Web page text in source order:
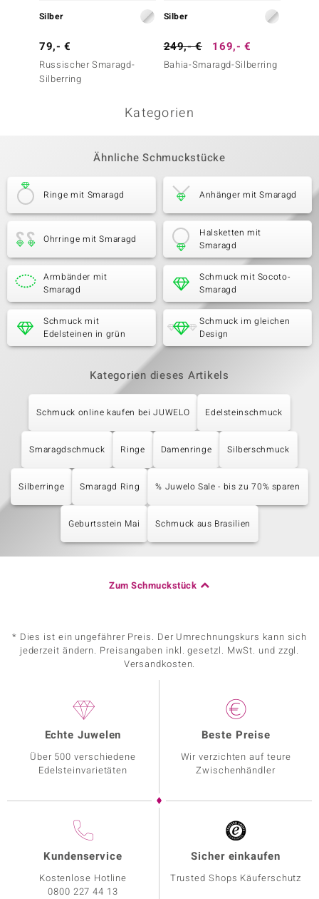
Silber
79,- €
Russischer Smaragd-
Silberring
Silber
249,- € 169,- €
Bahia-Smaragd-Silberring
Kategorien
Ähnliche Schmuckstücke
Ringe mit Smaragd Anhänger mit Smaragd
Ohrringe mit Smaragd
Halsketten mit
Smaragd
Armbänder mit
Smaragd
Schmuck mit Socoto-
Smaragd
Schmuck mit
Edelsteinen in grün
Schmuck im gleichen
Design
Kategorien dieses Artikels
Schmuck online kaufen bei JUWELO Edelsteinschmuck
Smaragdschmuck Ringe Damenringe Silberschmuck
Silberringe Smaragd Ring % Juwelo Sale - bis zu 70% sparen
Geburtsstein Mai Schmuck aus Brasilien
Zum Schmuckstück
* Dies ist ein ungefährer Preis. Der Umrechnungskurs kann sich
jederzeit ändern. Preisangaben inkl. gesetzl. MwSt. und zzgl.
Versandkosten.
Echte Juwelen
Über 500 verschiedene
Edelsteinvarietäten
Beste Preise
Wir verzichten auf teure
Zwischenhändler
Kundenservice
Kostenlose Hotline
0800 227 44 13
Sicher einkaufen
Trusted Shops Käuferschutz